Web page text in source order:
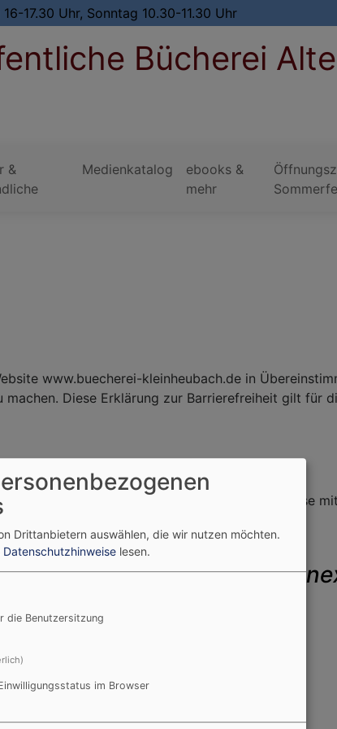
17.30 Uhr, Sonntag 10.30-11.30 Uhr
Bücherei
&
Medienkatalog
ebooks &
mehr
www.buecherei-kleinheubach.de in
Diese Erklärung zur Barrierefreiheit gilt für
Unvereinbarkeiten und Ausnahmen teilweise
beim ThemeVK Philippus
nicht barrierefrei:
Drittanbietern auswählen, die wir nutzen möchten.
Datenschutzhinweise lesen.
die Benutzersitzung
im Browser